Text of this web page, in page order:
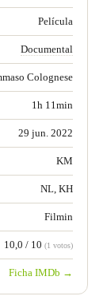
Película
Documental
Colognese
1h 11min
29 jun. 2022
KM
NL, KH
Filmin
10,0 / 10 (1 votos)
Ficha IMDb →